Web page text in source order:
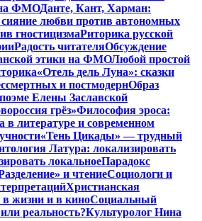
на ФМОДанте, Кант, Харман:
любви против автономных
гностицизмаРиторика русской
Радость читателяОбсуждение
этики на ФМОЛюбой простой
«Отель дель Луна»: сказки
и постмодернОбраз
Елены Заславской
грёз»Философия эроса:
в литературе и современном
«Тень Цикады» — трудный
Латура: локализировать
локальноеПарадокс
и чтениеСоциологи и
Христианская
в жизни и в киноСоциальный
реальность?Культуролог Нина